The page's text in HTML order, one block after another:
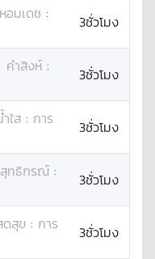
หอมเดช :
3ชั่วโมง
คำสิงห์ :
3ชั่วโมง
ใส : การ
3ชั่วโมง
สุทธิกรณ์ :
3ชั่วโมง
ดสุข : การ
3ชั่วโมง